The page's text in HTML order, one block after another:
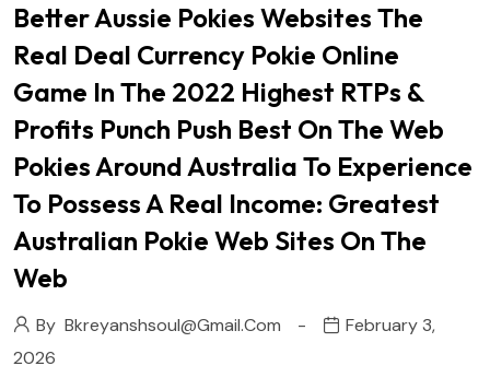
Better Aussie Pokies Websites The
Real Deal Currency Pokie Online
Game In The 2022 Highest RTPs &
Profits Punch Push Best On The Web
Pokies Around Australia To Experience
To Possess A Real Income: Greatest
Australian Pokie Web Sites On The
Web
By Bkreyanshsoul@gmail.com
February 3,
2026